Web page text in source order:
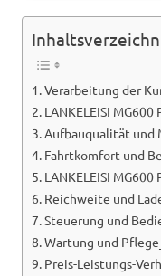
Verarbeitung der
LANKELEISI
Aufbauqualität und
Fahrtkomfort und
LANKELEISI
Reichweite und
Steuerung und
Wartung und
Preis-Leistungs-